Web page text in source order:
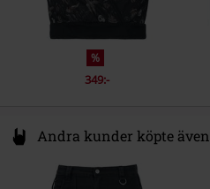
%
349:-
Andra kunder köpte även